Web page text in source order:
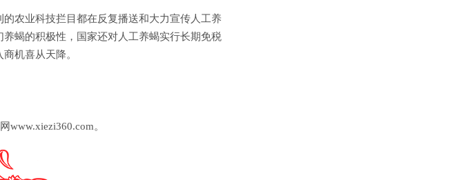
农业科技拦目都在反复播送和大力宣传人工养
蝎的积极性，国家还对人工养蝎实行长期免税
机喜从天降。
www.xiezi360.com。